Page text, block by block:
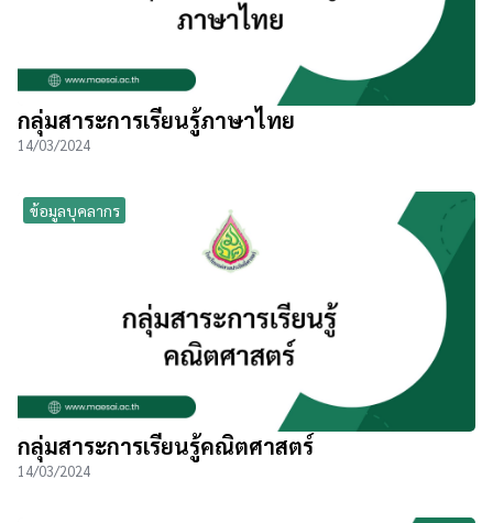
กลุ่มสาระการเรียนรู้ภาษาไทย
14/03/2024
ข้อมูลบุคลากร
กลุ่มสาระการเรียนรู้คณิตศาสตร์
14/03/2024